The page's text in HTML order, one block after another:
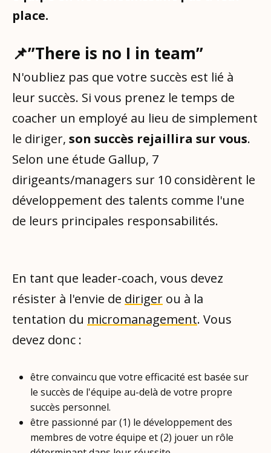
place.
📌”There is no I in team”
N'oubliez pas que votre succès est lié à
leur succès. Si vous prenez le temps de
coacher un employé au lieu de simplement
le diriger, son succès rejaillira sur vous.
Selon une étude Gallup, 7
dirigeants/managers sur 10 considèrent le
développement des talents comme l'une
de leurs principales responsabilités.
En tant que leader-coach, vous devez
résister à l'envie de diriger ou à la
tentation du micromanagement. Vous
devez donc :
être convaincu que votre efficacité est basée sur
le succès de l'équipe au-delà de votre propre
succès personnel.
être passionné par (1) le développement des
membres de votre équipe et (2) jouer un rôle